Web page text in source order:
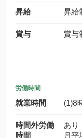
昇給 昇
賞与 賞
労働時間
就業時間 (1)8
時間外労働
時間
あり
月平